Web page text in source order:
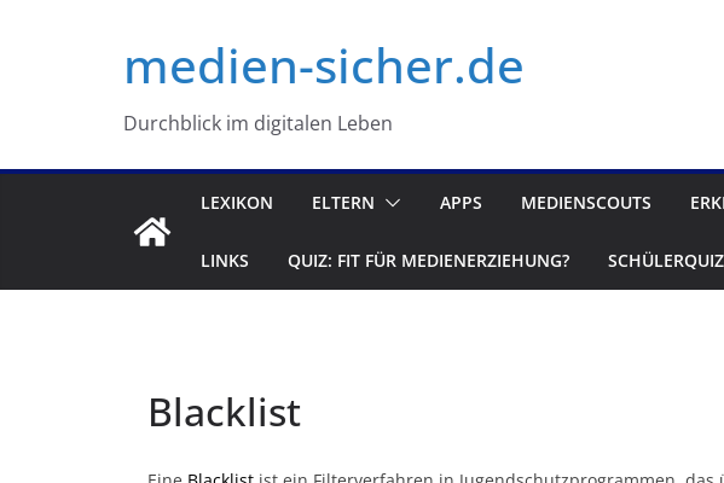
medien-sicher.de
Durchblick im digitalen Leben
LEXIKON ELTERN APPS MEDIENSCOUTS
LINKS QUIZ: FIT FÜR MEDIENERZIEHUNG?
Blacklist